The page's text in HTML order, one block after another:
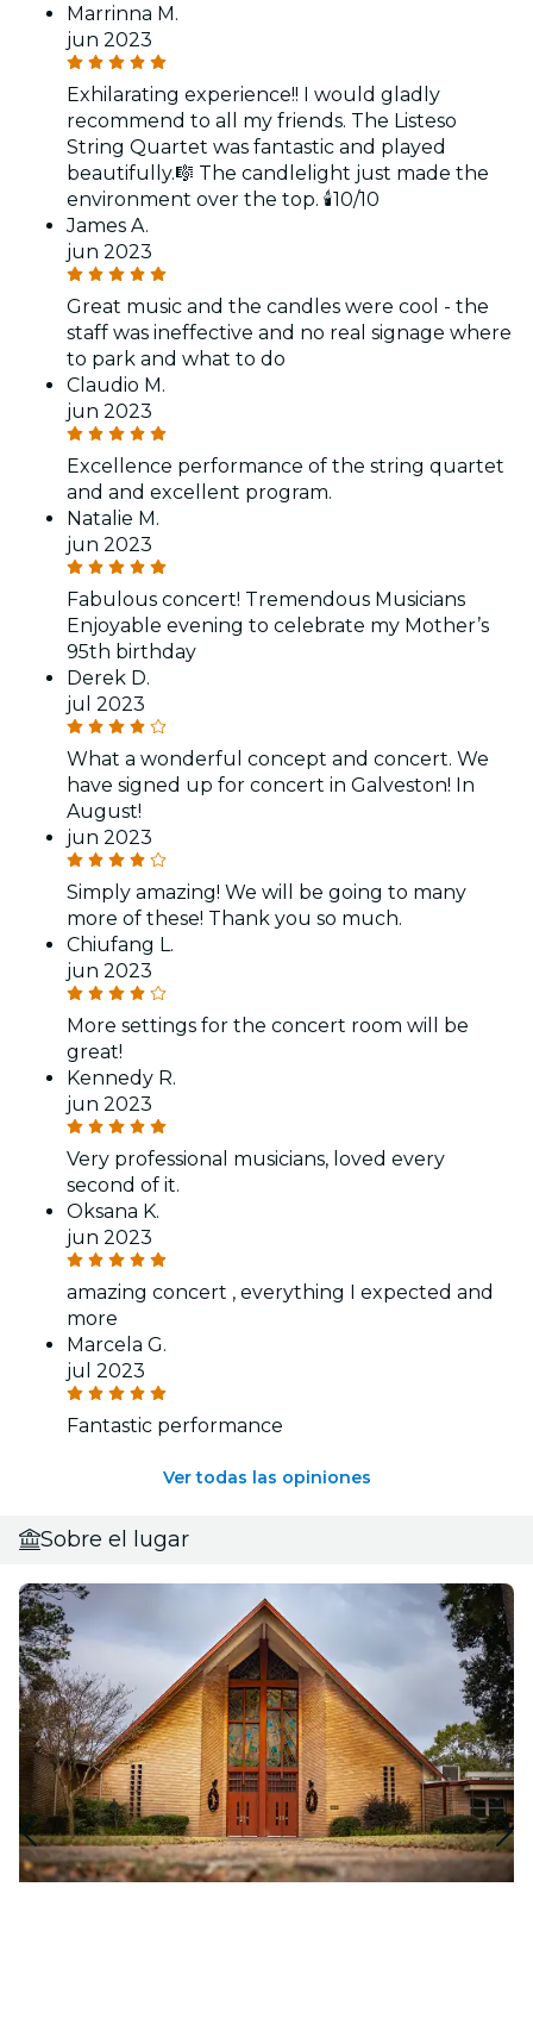
Marrinna M.
jun 2023
Exhilarating experience!! I would gladly
recommend to all my friends. The Listeso
String Quartet was fantastic and played
beautifully.🎼 The candlelight just made the
environment over the top. 🕯️10/10
James A.
jun 2023
Great music and the candles were cool - the
staff was ineffective and no real signage where
to park and what to do
Claudio M.
jun 2023
Excellence performance of the string quartet
and and excellent program.
Natalie M.
jun 2023
Fabulous concert! Tremendous Musicians
Enjoyable evening to celebrate my Mother’s
95th birthday
Derek D.
jul 2023
What a wonderful concept and concert. We
have signed up for concert in Galveston! In
August!
jun 2023
Simply amazing! We will be going to many
more of these! Thank you so much.
Chiufang L.
jun 2023
More settings for the concert room will be
great!
Kennedy R.
jun 2023
Very professional musicians, loved every
second of it.
Oksana K.
jun 2023
amazing concert , everything I expected and
more
Marcela G.
jul 2023
Fantastic performance
Ver todas las opiniones
Sobre el lugar